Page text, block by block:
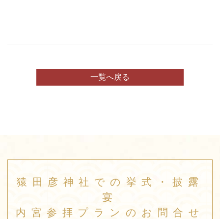
一覧へ戻る
猿田彦神社での挙式・披露
宴
内宮参拝プランのお問合せ